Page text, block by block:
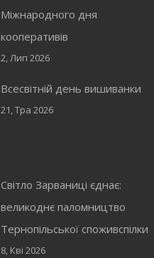
Міжнародного дня
кооперативів
2, Лип 2026
Всесвітній день вишиванки
21, Тра 2026
Світло Зарваниці єднає:
великоднє паломництво
Тернопільської споживспілки
8, Кві 2026